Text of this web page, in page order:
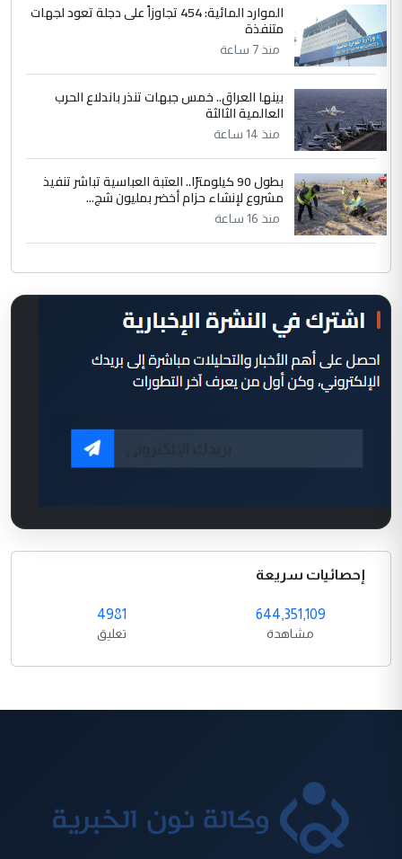
الموارد المائية: 454 تجاوزاً على دجلة تعود لجهات
متنفذة
منذ 7 ساعة
بينها العراق.. خمس جبهات تنذر باندلاع الحرب
العالمية الثالثة
منذ 14 ساعة
بطول 90 كيلومترًا.. العتبة العباسية تباشر تنفيذ
مشروع لإنشاء حزام أخضر بمليون شج...
منذ 16 ساعة
إحصائيات سريعة
644,351,109
مشاهدة
4981
تعليق